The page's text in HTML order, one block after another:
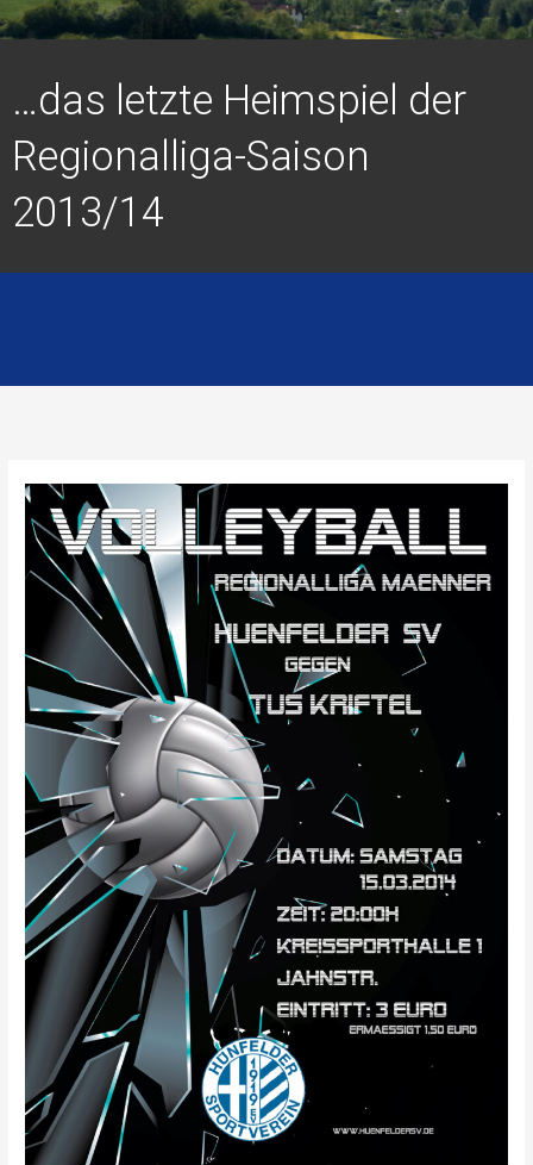
…das letzte Heimspiel der
Regionalliga-Saison
2013/14